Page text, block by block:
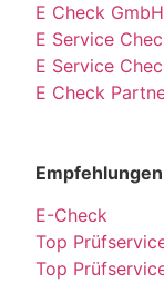
E Check GmbH
E Service
E Service
E Check
E-Check
Top
Top